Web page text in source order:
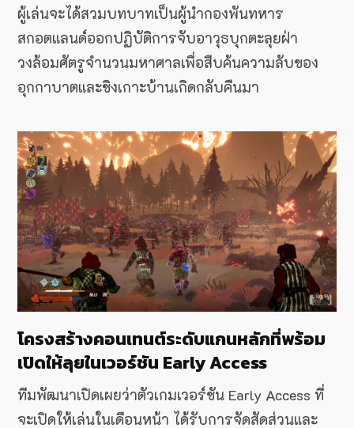
ผู้เล่นจะได้สวมบทบาทเป็นผู้นำกองพันทหาร
สกอตแลนด์ออกปฏิบัติการจับอาวุธบุกตะลุยฝ่า
วงล้อมศัตรูจำนวนมหาศาลเพื่อสืบค้นความลับของ
อุกกาบาตและชิงเกาะบ้านเกิดกลับคืนมา
โครงสร้างคอนเทนต์ระดับแกนหลักที่พร้อม
เปิดให้ลุยในเวอร์ชัน Early Access
ทีมพัฒนาเปิดเผยว่าตัวเกมเวอร์ชัน Early Access ที่
จะเปิดให้เล่นในเดือนหน้า ได้รับการจัดสัดส่วนและ